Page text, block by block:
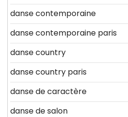
danse contemporaine
danse contemporaine paris
danse country
danse country paris
danse de caractère
danse de salon